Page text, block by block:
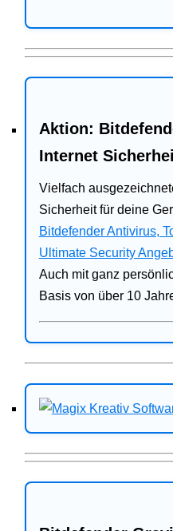
Ratgeber
Aktion:
Internet
Vielfach
Sicherheit für deine
Bitdefender Antivirus,
Ultimate Security
Auch mit ganz
Basis von über 10